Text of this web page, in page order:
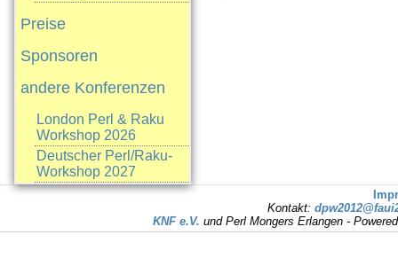
Preise
Sponsoren
andere Konferenzen
London Perl & Raku
Workshop 2026
Deutscher Perl/Raku-
Workshop 2027
Kontakt:
KNF e.V. und Perl Mongers Erlangen -